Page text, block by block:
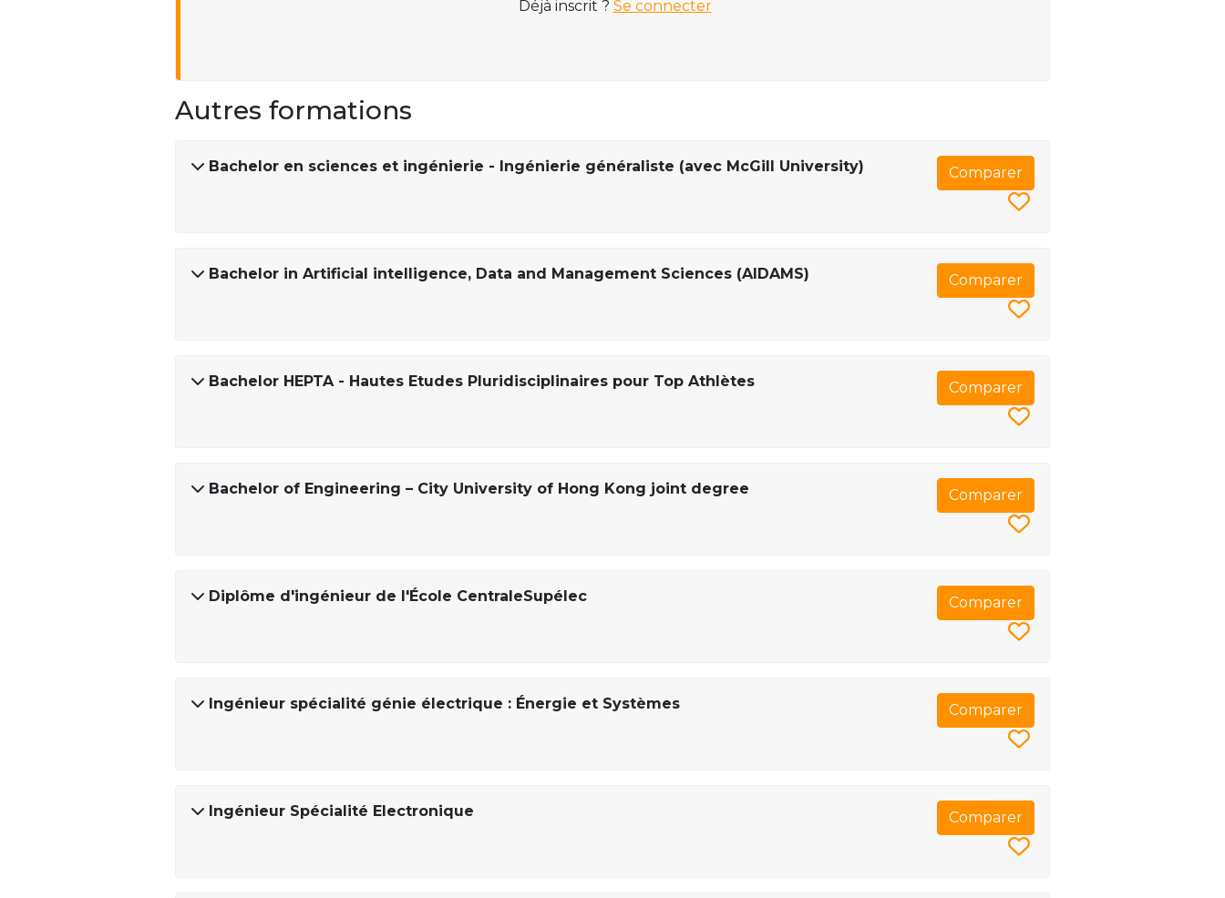
Déjà inscrit ? Se connecter
Autres formations
Bachelor en sciences et ingénierie - Ingénierie généraliste (avec McGill University) Comparer
Bachelor in Artificial intelligence, Data and Management Sciences (AIDAMS) Comparer
Bachelor HEPTA - Hautes Etudes Pluridisciplinaires pour Top Athlètes Comparer
Bachelor of Engineering – City University of Hong Kong joint degree Comparer
Diplôme d'ingénieur de l'École CentraleSupélec Comparer
Ingénieur spécialité génie électrique : Énergie et Systèmes Comparer
Ingénieur Spécialité Electronique Comparer